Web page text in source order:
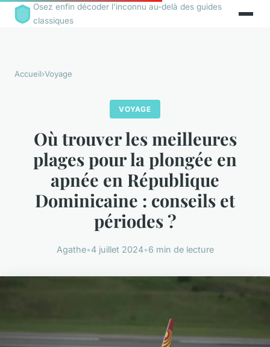
Osez enfin décoder l'inconnu au-delà des guides
classiques
Accueil›Voyage
VOYAGE
Où trouver les meilleures
plages pour la plongée en
apnée en République
Dominicaine : conseils et
périodes ?
Agathe•4 juillet 2024•6 min de lecture